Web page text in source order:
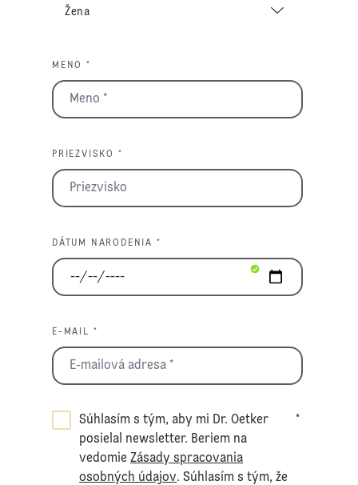
MENO *
PRIEZVISKO *
DÁTUM NARODENIA *
E-MAIL *
Súhlasím s tým, aby mi Dr. Oetker
posielal newsletter. Beriem na
vedomieZásady spracovania
osobných údajov. Súhlasím s tým, že
*